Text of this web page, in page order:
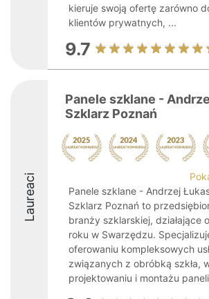
kieruje swoją ofertę zarówno
klientów prywatnych, ...
9.7
Laureaci
Panele szklane -
Szklarz Poznań
Panele szklane - Andrzej
Szklarz Poznań to
branży szklarskiej, działające
roku w Swarzędzu.
oferowaniu kompleksowych
związanych z obróbką szkła,
projektowaniu i montażu